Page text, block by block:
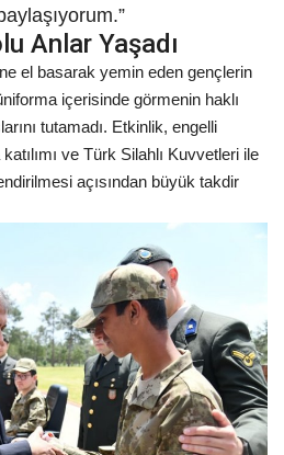
Anlar Yaşadı
el basarak yemin eden gençlerin
içerisinde görmenin haklı
tutamadı. Etkinlik, engelli
ve Türk Silahlı Kuvvetleri ile
açısından büyük takdir